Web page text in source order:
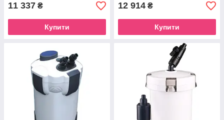
11 337 ₴
Купити
12 914 ₴
Купити